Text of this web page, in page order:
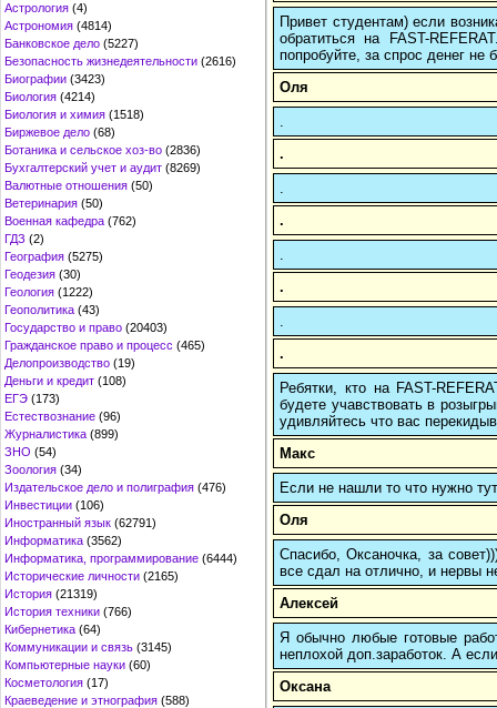
Астрология (4)
Астрономия (4814)
Банковское дело (5227)
Безопасность жизнедеятельности (2616)
Биографии (3423)
Биология (4214)
Биология и химия (1518)
Биржевое дело (68)
Ботаника и сельское хоз-во (2836)
Бухгалтерский учет и аудит (8269)
Валютные отношения (50)
Ветеринария (50)
Военная кафедра (762)
ГДЗ (2)
География (5275)
Геодезия (30)
Геология (1222)
Геополитика (43)
Государство и право (20403)
Гражданское право и процесс (465)
Делопроизводство (19)
Деньги и кредит (108)
ЕГЭ (173)
Естествознание (96)
Журналистика (899)
ЗНО (54)
Зоология (34)
Издательское дело и полиграфия (476)
Инвестиции (106)
Иностранный язык (62791)
Информатика (3562)
Информатика, программирование (6444)
Исторические личности (2165)
История (21319)
История техники (766)
Кибернетика (64)
Коммуникации и связь (3145)
Компьютерные науки (60)
Косметология (17)
Краеведение и этнография (588)
Привет студентам) если
обратиться на FAST-
попробуйте, за спрос денег не
Оля
.
.
.
.
Ребятки, кто на FAST-
будете учавствовать в
удивляйтесь что вас
Макс
Если не нашли то что нужно
Оля
Спасибо, Оксаночка, за
все сдал на отлично, и нервы
Алексей
Я обычно любые готовые
неплохой доп.заработок. А
Оксана